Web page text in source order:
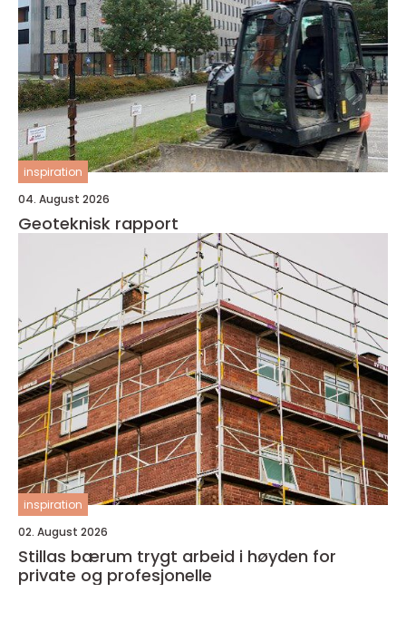
inspiration
04. August 2026
Geoteknisk rapport
inspiration
02. August 2026
Stillas bærum trygt arbeid i høyden for
private og profesjonelle